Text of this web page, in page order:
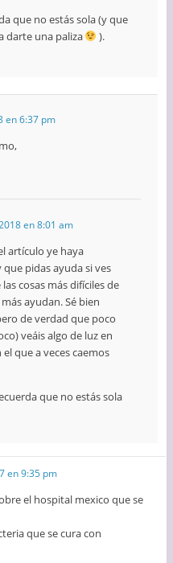
que no estás sola (y que
darte una paliza
).
en 6:37 pm
en 8:01 am
artículo ye haya
pidas ayuda si ves
cosas más difíciles de
ayudan. Sé bien
de verdad que poco
veáis algo de luz en
que a veces caemos
que no estás sola
en 9:35 pm
el hospital mexico que se
que se cura con